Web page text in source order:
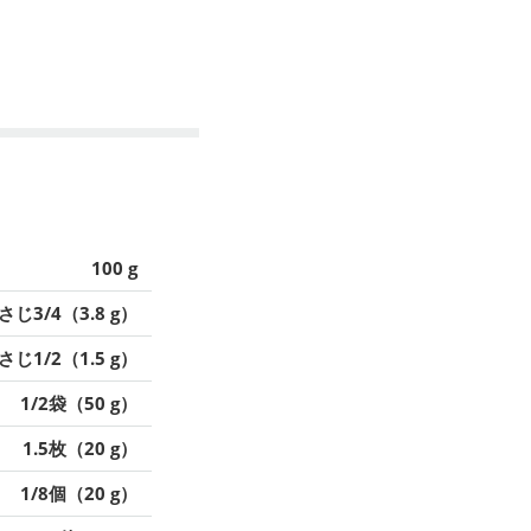
100 g
じ3/4（3.8 g）
じ1/2（1.5 g）
1/2袋（50 g）
1.5枚（20 g）
1/8個（20 g）